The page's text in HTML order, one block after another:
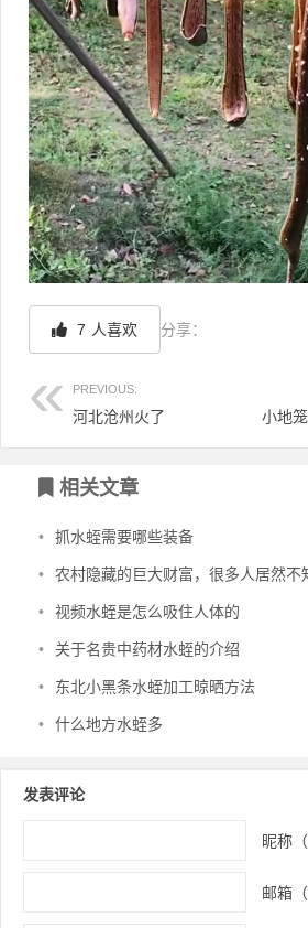
7 人喜欢 分享：
PREVIOUS:
河北沧州火了
小地
文章导航
相关文章
• 抓水蛭需要哪些装备
• 农村隐藏的巨大财富，很多人居然不
• 视频水蛭是怎么吸住人体的
• 关于名贵中药材水蛭的介绍
• 东北小黑条水蛭加工晾晒方法
• 什么地方水蛭多
发表评论
昵称（
邮箱（